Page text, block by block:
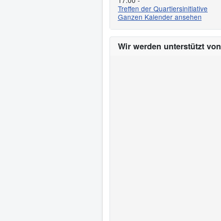
Treffen der Quartiersinitiative
Ganzen Kalender ansehen
Wir werden unterstützt